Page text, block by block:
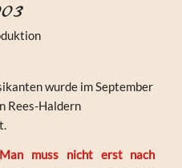
wurde im September
Rees-Haldern
muss nicht erst nach